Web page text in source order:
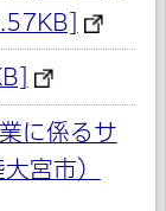
に係るサ
宮市）